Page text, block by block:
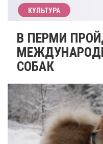
КУЛЬТУРА
В ПЕРМИ
СОБАК